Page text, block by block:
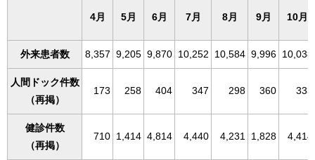
4月 5月 6月 7月 8月 9月 10月
外来患者数 8,357 9,205 9,870 10,252 10,584 9,996 10,038
人間ドック件数
（再掲）
173 258 404 347 298 360 333
健診件数
（再掲）
710 1,414 4,814 4,440 4,231 1,828 4,414